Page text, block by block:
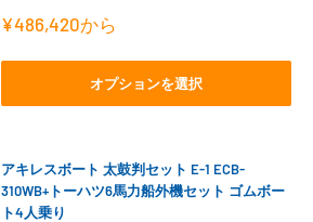
販
価
¥486,420から
オプションを選択
アキレスボート 太鼓判セット E-1 ECB-
310WB+トーハツ6馬力船外機セット ゴムボー
ト4人乗り